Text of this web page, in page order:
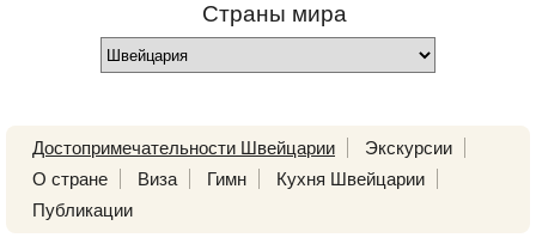
Страны мира
Достопримечательности Швейцарии
Экскурсии
О стране
Виза Гимн
Кухня Швейцарии
Публикации